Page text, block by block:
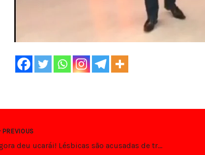
PREVIOUS
Agora deu ucarái! Lésbicas são acusadas de transfobia por não querer mulher trans!